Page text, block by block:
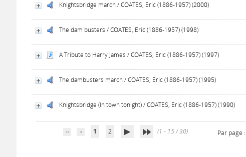
Knightsbridge march / COATES, Eric (1886-1957) (2000)
The dam busters / COATES, Eric (1886-1957) (1998)
A Tribute to Harry James / COATES, Eric (1886-1957) (1997)
The dambusters march / COATES, Eric (1886-1957) (1995)
Knightsbridge (In town tonight) / COATES, Eric (1886-1957) (1990)
1 2 (1 - 15 / 30) Par page :